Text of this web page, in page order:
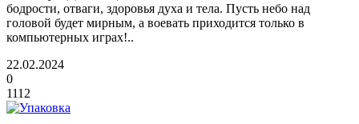
бодрости, отваги, здоровья духа и тела. Пусть небо над
головой будет мирным, а воевать приходится только в
компьютерных играх!..
22.02.2024
0
1112